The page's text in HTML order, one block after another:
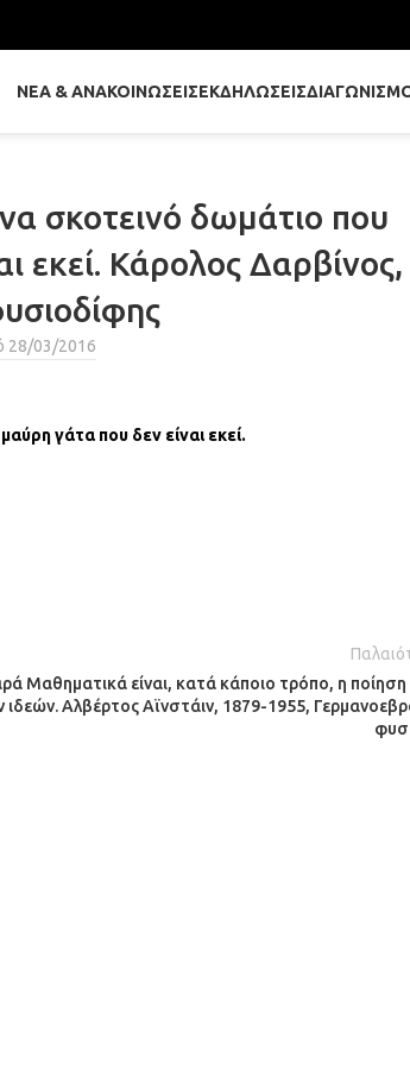
ΝΈΑ & ΑΝΑΚΟΙΝΏΣΕΙΣΕΚΔΗΛΏΣΕΙΣ
σκοτεινό δωμάτιο που
εκεί. Κάρολος Δαρβίνος,
28/03/2016
γάτα που δεν είναι εκεί.
Μαθηματικά είναι, κατά κάποιο τρόπο, η
ιδεών. Αλβέρτος Αϊνστάιν, 1879-1955,